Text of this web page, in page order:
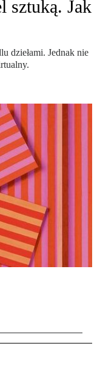
sztuką. Jak
dziełami. Jednak nie